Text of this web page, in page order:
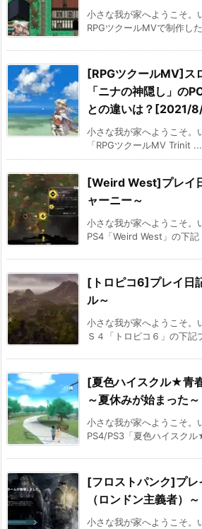
小さな我が家へようこそ。
RPGツクールMVで制作し
[RPGツクールMV]ス
「ニナの神隠し」の
との違いは？[2021/
小さな我が家へようこそ。
「RPGツクールMV Trinit ...
[Weird West]プレイ
ャーニー～
小さな我が家へようこそ。
PS4「Weird West」の下記
[トロピコ6]プレイ日
ル～
小さな我が家へようこそ。
Ｓ４「トロピコ６」の下記
[夏色ハイスクル★青
～夏休みが始まった～
小さな我が家へようこそ。
PS4/PS3「夏色ハイスク
[フロストパンク]プ
（ロンドン主義者）～
小さな我が家へようこそ。